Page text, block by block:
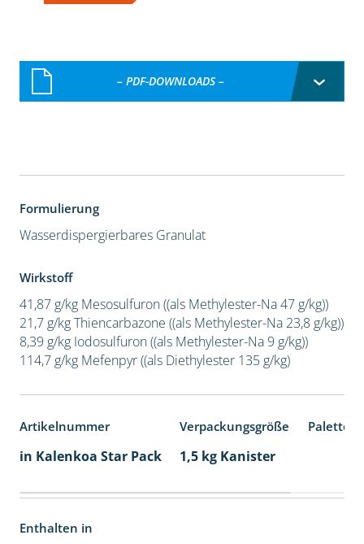
– PDF-DOWNLOADS –
Formulierung
Wasserdispergierbares Granulat
Wirkstoff
41,87 g/kg Mesosulfuron ((als Methylester-Na 47 g/kg))
21,7 g/kg Thiencarbazone ((als Methylester-Na 23,8 g/kg))
8,39 g/kg Iodosulfuron ((als Methylester-Na 9 g/kg))
114,7 g/kg Mefenpyr ((als Diethylester 135 g/kg)
Artikelnummer Verpackungsgröße
in Kalenkoa Star Pack 1,5 kg Kanister
Enthalten in